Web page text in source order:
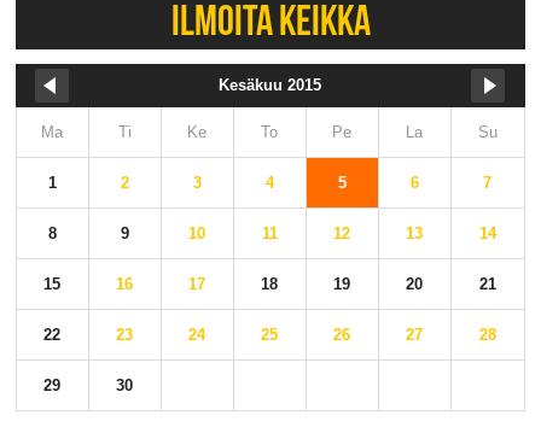
ILMOITA KEIKKA
Kesäkuu 2015
Ma Ti Ke To Pe La Su
1 2 3 4 5 6 7
8 9 10 11 12 13 14
15 16 17 18 19 20 21
22 23 24 25 26 27 28
29 30